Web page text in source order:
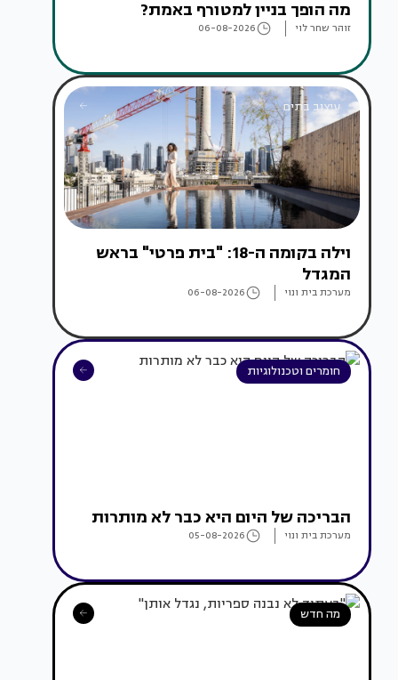
מה הופך בניין למטורף באמת?
זוהר שחר לוי 06-08-2026
עיצוב בתים
וילה בקומה ה-18: "בית פרטי" בראש
המגדל
מערכת בית ונוי 06-08-2026
חומרים וטכנולוגיות
הבריכה של היום היא כבר לא מותרות
מערכת בית ונוי 05-08-2026
מה חדש